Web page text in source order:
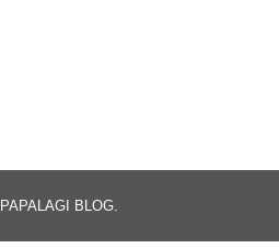
PAPALAGI BLOG